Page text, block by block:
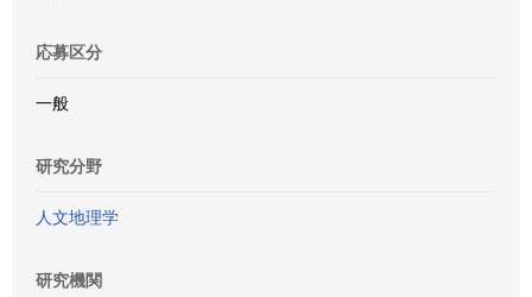
応募区分
一般
研究分野
人文地理学
研究機関